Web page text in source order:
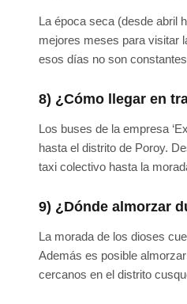
La época seca (desde abril
mejores meses para visitar
esos días no son
8) ¿Cómo llegar en
Los buses de la empresa
hasta el distrito de Poroy.
taxi colectivo hasta la
9) ¿Dónde almorzar
La morada de los dioses
Además es posible
cercanos en el distrito